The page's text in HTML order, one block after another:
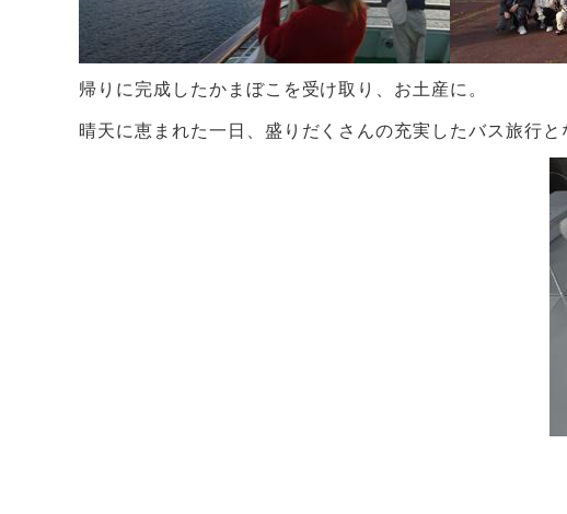
帰りに完成したかまぼこを受け取り、お土産に。
晴天に恵まれた一日、盛りだくさんの充実したバス旅行と